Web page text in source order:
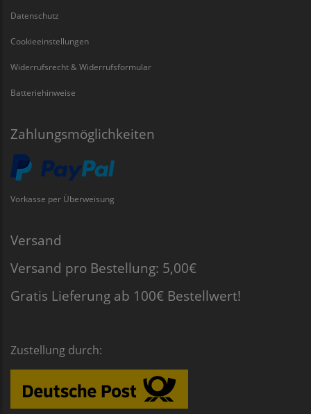
Datenschutz
Cookieeinstellungen
Widerrufsrecht & Widerrufsformular
Batteriehinweise
Zahlungsmöglichkeiten
Vorkasse per Überweisung
Versand
Versand pro Bestellung: 5,00€
Gratis Lieferung ab 100€ Bestellwert!
Zustellung durch: